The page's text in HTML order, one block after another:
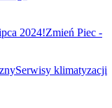
2024!Zmień Piec -
Serwisy klimatyzacji